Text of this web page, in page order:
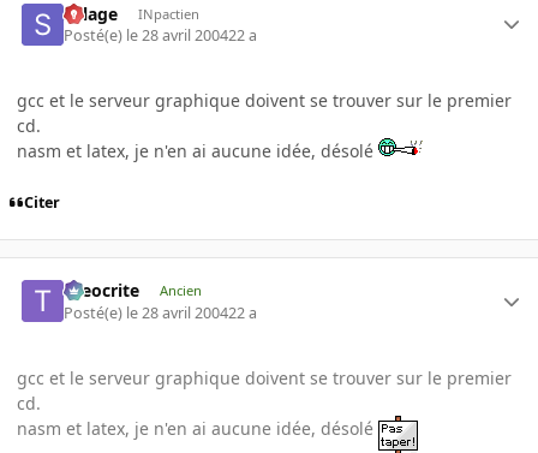
Sillage INpactien
Posté(e) le 28 avril 200422 a
gcc et le serveur graphique doivent se trouver sur le premier
cd.
nasm et latex, je n'en ai aucune idée, désolé
Citer
theocrite Ancien
Posté(e) le 28 avril 200422 a
gcc et le serveur graphique doivent se trouver sur le premier
cd.
nasm et latex, je n'en ai aucune idée, désolé